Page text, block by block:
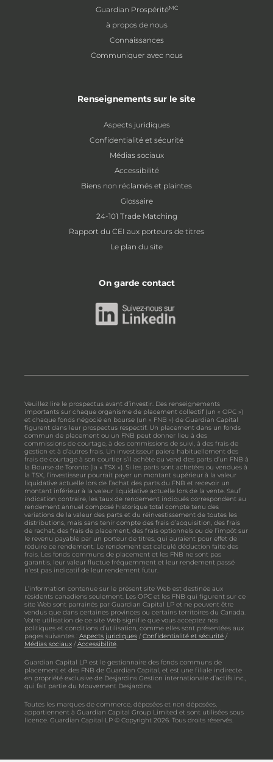
Guardian ProspéritéMC
à propos de nous
Connaissances
Communiquer avec nous
Renseignements sur le site
Aspects juridiques
Confidentialité et sécurité
Médias sociaux
Accessibilité
Biens non réclamés et plaintes
Glossaire
24-101 Trade Matching
Rapport du CEI aux porteurs de titres
Le plan du site
On garde contact
Veuillez lire le prospectus avant d’investir. Des renseignements
importants sur chaque organisme de placement collectif (un « OPC »)
et chaque fonds négocié en bourse (un « FNB ») de Guardian Capital
figurent dans leur prospectus respectif. Un placement dans un fonds
commun de placement ou un FNB peut donner lieu à des
commissions de courtage, à des commissions de suivi, à des frais de
gestion et à d’autres frais. Un investisseur paiera habituellement des
frais de courtage à son courtier s’il achète ou vend des parts d’un FNB à
la Bourse de Toronto (la « TSX »). Si les parts sont achetées ou vendues à
la TSX, l’investisseur pourrait payer un montant supérieur à la valeur
liquidative actuelle lors de l’achat des parts du FNB et recevoir un
montant inférieur à la valeur liquidative actuelle lors de la vente. Sauf
indication contraire, les taux de rendement indiqués correspondent au
rendement annuel composé historique total compte tenu des
variations de la valeur des parts et du réinvestissement de toutes les
distributions, mais sans tenir compte des frais d’acquisition, des frais
de rachat, des frais de placement, des frais optionnels ou de l’impôt sur
le revenu payable par un porteur de titres, qui auraient pour effet de
réduire ce rendement. Le rendement est calculé déduction faite des
frais. Les fonds communs de placement et les FNB ne sont pas
garantis, leur valeur fluctue fréquemment et leur rendement passé
n’est pas indicatif de leur rendement futur.
L’information contenue sur le présent site Web est destinée aux
résidents canadiens seulement. Les OPC et les FNB qui figurent sur ce
site Web sont parrainés par Guardian Capital LP et ne peuvent être
vendus que dans certaines provinces ou certains territoires du Canada.
Votre utilisation de ce site Web signifie que vous acceptez nos
politiques et conditions d’utilisation, comme elles sont présentées aux
pages suivantes : Aspects juridiques /Confidentialité et sécurité /
Médias sociaux /Accessibilité.
Guardian Capital LP est le gestionnaire des fonds communs de
placement et des FNB de Guardian Capital, et est une filiale indirecte
en propriété exclusive de Desjardins Gestion internationale d’actifs inc.,
qui fait partie du Mouvement Desjardins.
Toutes les marques de commerce, déposées et non déposées,
appartiennent à Guardian Capital Group Limited et sont utilisées sous
licence. Guardian Capital LP © Copyright 2026. Tous droits réservés.